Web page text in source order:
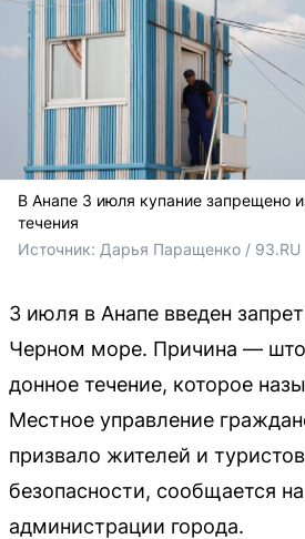
В Анапе 3 июля купание запрещено
течения
Источник: Дарья Паращенко / 93.RU
3 июля в Анапе введен
Черном море. Причина —
донное течение, которое
Местное управление
призвало жителей и
безопасности, сообщается
администрации города.